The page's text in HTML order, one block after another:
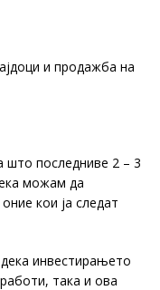
и продажба на
последниве 2 – 3
можам да
кои ја следат
инвестирањето
така и ова